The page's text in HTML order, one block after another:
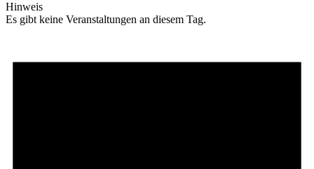
Hinweis
Es gibt keine Veranstaltungen an diesem Tag.